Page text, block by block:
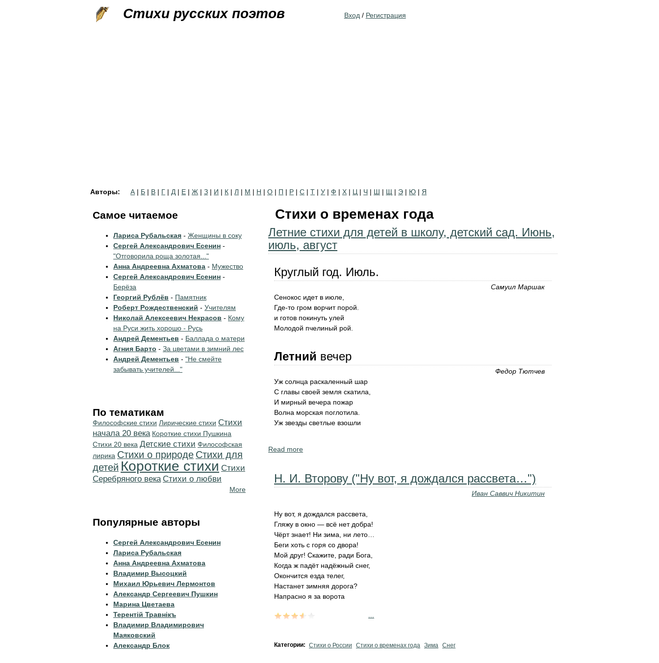
Стихи русских поэтов Вход / Регистрация
Авторы: А | Б | В | Г | Д | Е | Ж | З | И | К | Л | М | Н | О | П | Р | С | Т | У | Ф | Х | Ц | Ч | Ш | Щ | Э | Ю | Я
Стихи о временах года
Летние стихи для детей в школу, детский сад. Июнь,
июль, август
Круглый год. Июль.
Самуил Маршак
Сенокос идет в июле,
Где-то гром ворчит порой.
и готов покинуть улей
Молодой пчелиный рой.
Летний вечер
Федор Тютчев
Уж солнца раскаленный шар
С главы своей земля скатила,
И мирный вечера пожар
Волна морская поглотила.
Уж звезды светлые взошли
Read more
H. И. Второву ("Ну вот, я дождался рассвета…")
Иван Саввич Никитин
Ну вот, я дождался рассвета,
Гляжу в окно — всё нет добра!
Чёрт знает! Ни зима, ни лето…
Беги хоть с горя со двора!
Мой друг! Скажите, ради Бога,
Когда ж падёт надёжный снег,
Окончится езда телег,
Настанет зимняя дорога?
Напрасно я за ворота
Категории: Стихи о России Стихи о временах года Зима Снег
Самое читаемое
Лариса Рубальская - Женщины в соку
Сергей Александрович Есенин -
"Отговорила роща золотая..."
Анна Андреевна Ахматова - Мужество
Сергей Александрович Есенин -
Берёза
Георгий Рублёв - Памятник
Роберт Рождественский - Учителям
Николай Алексеевич Некрасов - Кому
на Руси жить хорошо - Русь
Андрей Дементьев - Баллада о матери
Агния Барто - За цветами в зимний лес
Андрей Дементьев - "Не смейте
забывать учителей..."
По тематикам
Философские стихи Лирические стихи Cтихи
начала 20 века Короткие стихи Пушкина
Стихи 20 века Детские стихи Философская
лирика Стихи о природе Стихи для
детей Короткие стихи Cтихи
Серебряного века Стихи о любви
More
Популярные авторы
Сергей Александрович Есенин
Лариса Рубальская
Анна Андреевна Ахматова
Владимир Высоцкий
Михаил Юрьевич Лермонтов
Александр Сергеевич Пушкин
Марина Цветаева
Терентiй Травнiкъ
Владимир Владимирович
Маяковский
Александр Блок